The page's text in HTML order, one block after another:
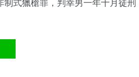
式獵槍罪，判幸男一年十月徒